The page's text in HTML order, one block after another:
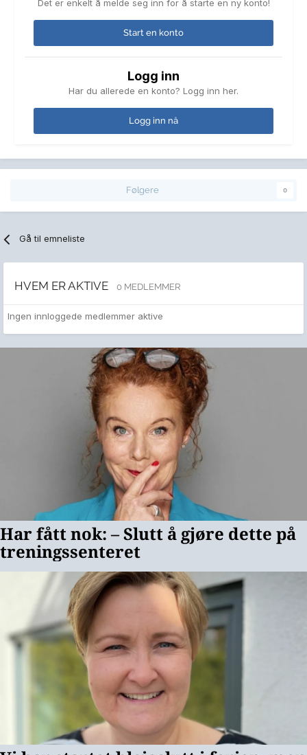
Det er enkelt å melde seg inn for å starte en ny konto!
Start en konto
Logg inn
Har du allerede en konto? Logg inn her.
Logg inn nå
Følgere 0
Gå til emneliste
HVEM ER AKTIVE 0 MEDLEMMER
Ingen innloggede medlemmer aktive